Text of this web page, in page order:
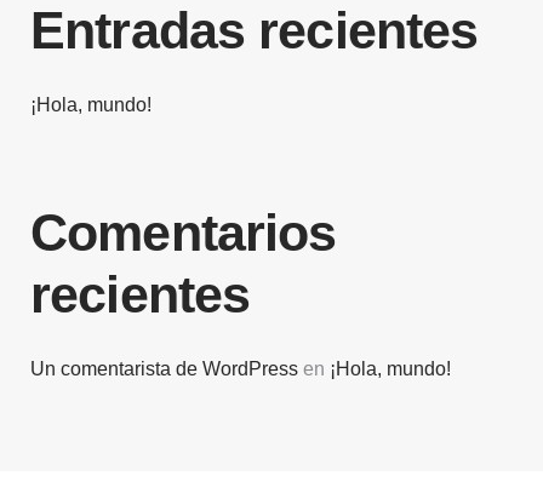
Entradas recientes
¡Hola, mundo!
Comentarios
recientes
Un comentarista de WordPress en ¡Hola, mundo!